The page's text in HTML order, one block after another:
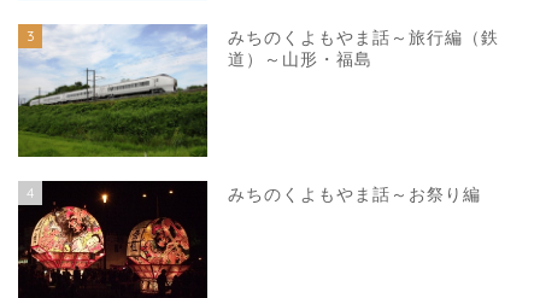
3
みちのくよもやま話～旅行編（鉄
道）～山形・福島
4 みちのくよもやま話～お祭り編